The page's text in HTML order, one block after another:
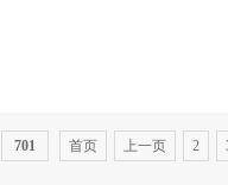
701 首页 上一页 2